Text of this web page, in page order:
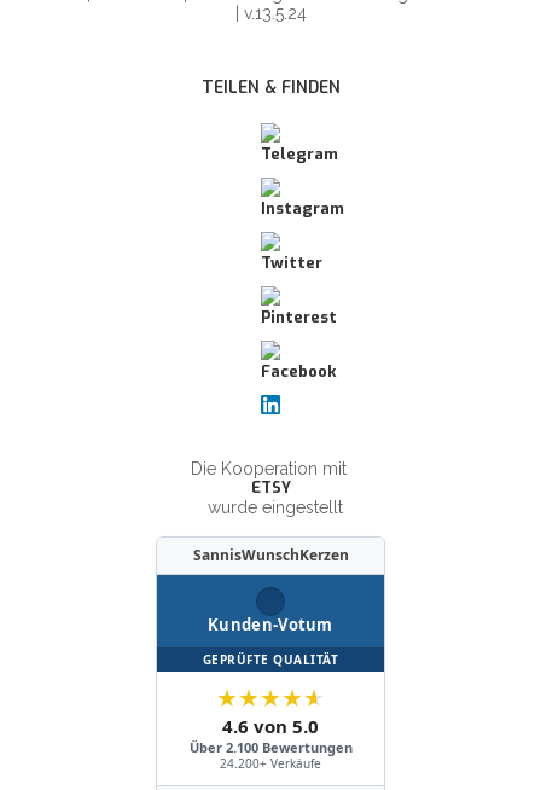
| v.13.5.24
TEILEN & FINDEN
Die Kooperation mit
ETSY
wurde eingestellt
SannisWunschKerzen
Kunden-Votum
GEPRÜFTE QUALITÄT
★★★★★
4.6 von 5.0
Über 2.100 Bewertungen
24.200+ Verkäufe